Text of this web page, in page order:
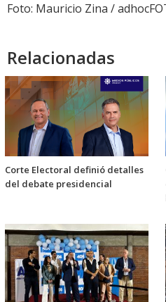
Foto: Mauricio Zina /
Relacionadas
Corte Electoral definió detalles
del debate presidencial